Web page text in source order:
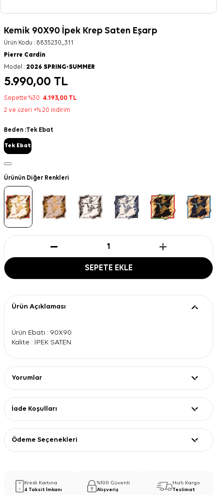
Kemik 90X90 İpek Krep Saten Eşarp
Ürün Kodu : 8835230_311
Pierre Cardin
Model : 2026 SPRING-SUMMER
5.990,00 TL
Sepette %30 4.193,00 TL
2 ve üzeri +% 20 indirim
Beden :Tek Ebat
Tek Ebat
Ürünün Diğer Renkleri
SEPETE EKLE
Ürün Açıklaması
Ürün Ebatı : 90X90
Kalite : İPEK SATEN
Yorumlar
İade Koşulları
Ödeme Seçenekleri
Kredi Kartına
4 Taksit İmkanı
%100 Güvenli
Alışveriş
Hızlı Kargo
Teslimat